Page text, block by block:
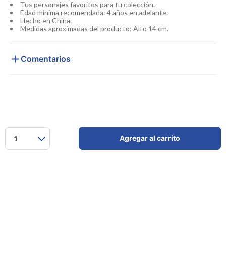
1 Agregar al carrito
Tus personajes favoritos para tu colección.
Edad mínima recomendada: 4 años en adelante.
Hecho en China.
Medidas aproximadas del producto: Alto 14 cm.
Comentarios